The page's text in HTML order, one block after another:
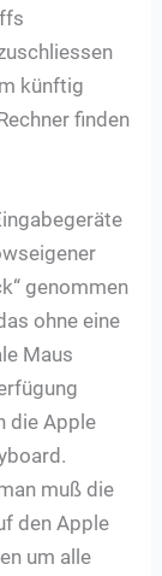
künftig
finden
genommen
ohne eine
Maus
die Apple
muß die
den Apple
um alle